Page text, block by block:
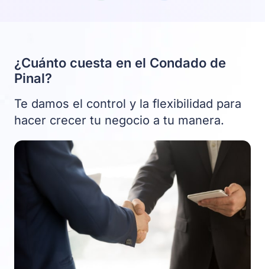
¿Cuánto cuesta en el Condado de
Pinal?
Te damos el control y la flexibilidad para
hacer crecer tu negocio a tu manera.